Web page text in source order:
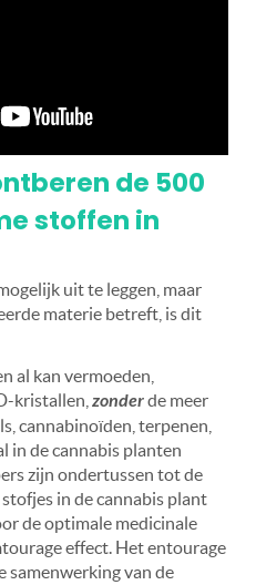
de 500
stoffen in
uit te leggen, maar
materie betreft, is dit
al kan vermoeden,
kristallen, zonderde meer
cannabinoïden, terpenen,
in de cannabis planten
zijn ondertussen tot de
in de cannabis plant
de optimale medicinale
tourage effect. Het entourage
samenwerking van de